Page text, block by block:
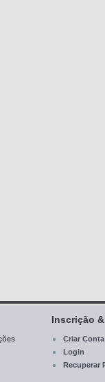
Inscrição
Criar Conta
Login
Recuperar